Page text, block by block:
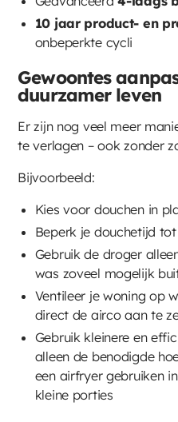
10 jaar product- en
onbeperkte cycli
Gewoontes
duurzamer leven
Er zijn nog veel meer
te verlagen – ook zonder
Bijvoorbeeld:
Kies voor douchen in
Beperk je douchetijd
Gebruik de droger
was zoveel mogelijk
Ventileer je woning op
direct de airco aan te
Gebruik kleinere en
alleen de benodigde
een airfryer gebruiken
kleine porties